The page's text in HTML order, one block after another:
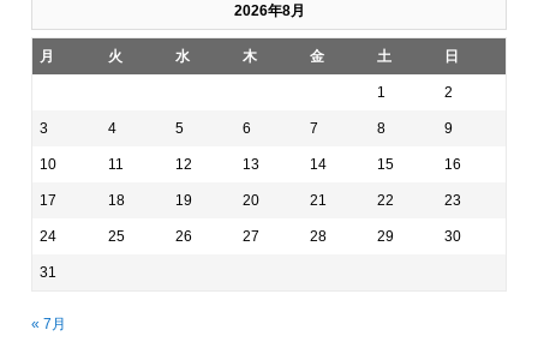
2026年8月
月 火 水 木 金 土 日
1 2
3 4 5 6 7 8 9
10 11 12 13 14 15 16
17 18 19 20 21 22 23
24 25 26 27 28 29 30
31
« 7月